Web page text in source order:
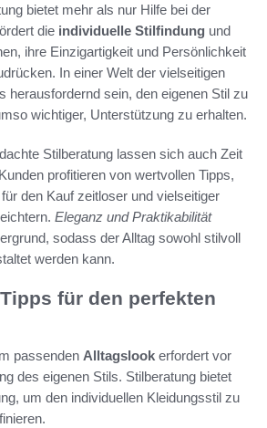
bietet mehr als nur Hilfe bei der
die individuelle Stilfindung und
ihre Einzigartigkeit und Persönlichkeit
In einer Welt der vielseitigen
herausfordernd sein, den eigenen Stil zu
wichtiger, Unterstützung zu erhalten.
Stilberatung lassen sich auch Zeit
profitieren von wertvollen Tipps,
den Kauf zeitloser und vielseitiger
Eleganz und Praktikabilität
sodass der Alltag sowohl stilvoll
werden kann.
für den perfekten
passenden Alltagslook erfordert vor
des eigenen Stils. Stilberatung bietet
um den individuellen Kleidungsstil zu